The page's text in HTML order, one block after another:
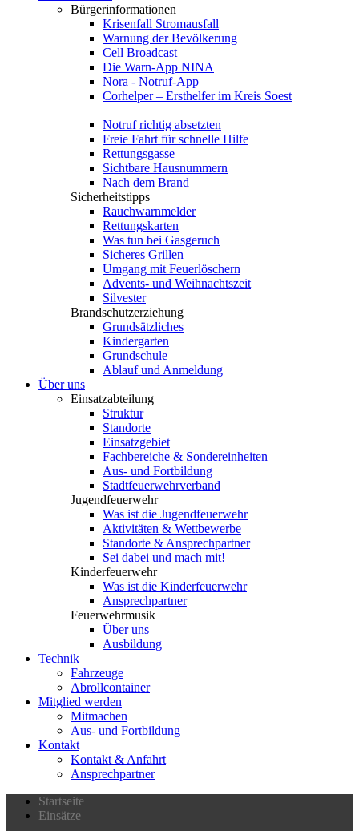
Bürgerinformationen
Krisenfall Stromausfall
Warnung der Bevölkerung
Cell Broadcast
Die Warn-App NINA
Nora - Notruf-App
Corhelper – Ersthelfer im Kreis Soest
Notruf richtig absetzten
Freie Fahrt für schnelle Hilfe
Rettungsgasse
Sichtbare Hausnummern
Nach dem Brand
Sicherheitstipps
Rauchwarnmelder
Rettungskarten
Was tun bei Gasgeruch
Sicheres Grillen
Umgang mit Feuerlöschern
Advents- und Weihnachtszeit
Silvester
Brandschutzerziehung
Grundsätzliches
Kindergarten
Grundschule
Ablauf und Anmeldung
Über uns
Einsatzabteilung
Struktur
Standorte
Einsatzgebiet
Fachbereiche & Sondereinheiten
Aus- und Fortbildung
Stadtfeuerwehrverband
Jugendfeuerwehr
Was ist die Jugendfeuerwehr
Aktivitäten & Wettbewerbe
Standorte & Ansprechpartner
Sei dabei und mach mit!
Kinderfeuerwehr
Was ist die Kinderfeuerwehr
Ansprechpartner
Feuerwehrmusik
Über uns
Ausbildung
Technik
Fahrzeuge
Abrollcontainer
Mitglied werden
Mitmachen
Aus- und Fortbildung
Kontakt
Kontakt & Anfahrt
Ansprechpartner
Startseite
Einsätze